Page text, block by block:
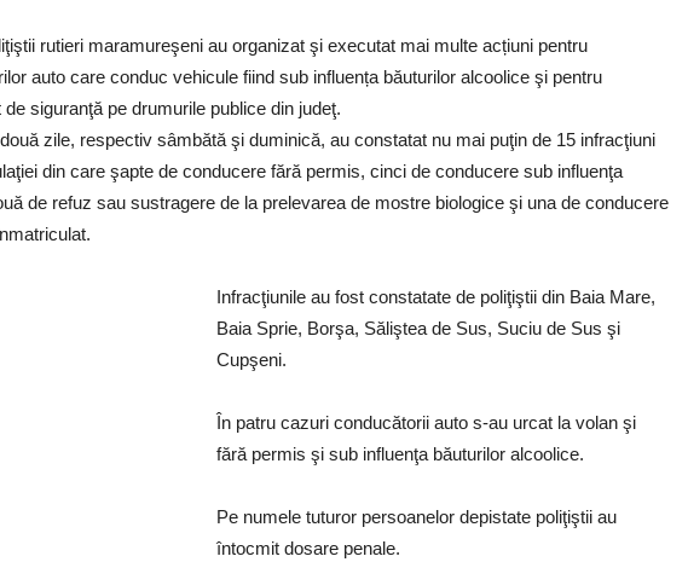
rutieri maramureşeni au organizat şi executat mai multe acțiuni pentru
auto care conduc vehicule fiind sub influența băuturilor alcoolice şi pentru
siguranţă pe drumurile publice din judeţ.
zile, respectiv sâmbătă şi duminică, au constatat nu mai puţin de 15 infracţiuni
din care şapte de conducere fără permis, cinci de conducere sub influenţa
de refuz sau sustragere de la prelevarea de mostre biologice şi una de conducere
Infracţiunile au fost constatate de poliţiştii din Baia Mare,
Baia Sprie, Borşa, Săliştea de Sus, Suciu de Sus şi
Cupşeni.
În patru cazuri conducătorii auto s-au urcat la volan şi
fără permis şi sub influenţa băuturilor alcoolice.
Pe numele tuturor persoanelor depistate poliţiştii au
întocmit dosare penale.